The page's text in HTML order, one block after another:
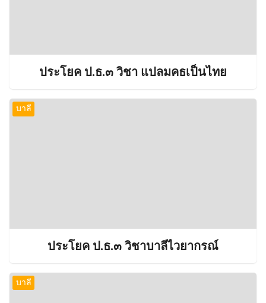
ประโยค ป.ธ.๓ วิชา แปลมคธเป็นไทย
บาลี
ประโยค ป.ธ.๓ วิชาบาลีไวยากรณ์
บาลี